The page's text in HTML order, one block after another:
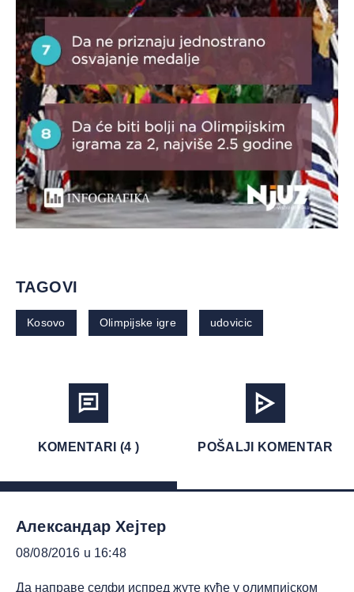
TAGOVI
Kosovo Olimpijske igre udovicic
KOMENTARI (4 ) POŠALJI KOMENTAR
Александар Хејтер
08/08/2016 u 16:48
Да направе селфи испред жуте куће у олимпијском